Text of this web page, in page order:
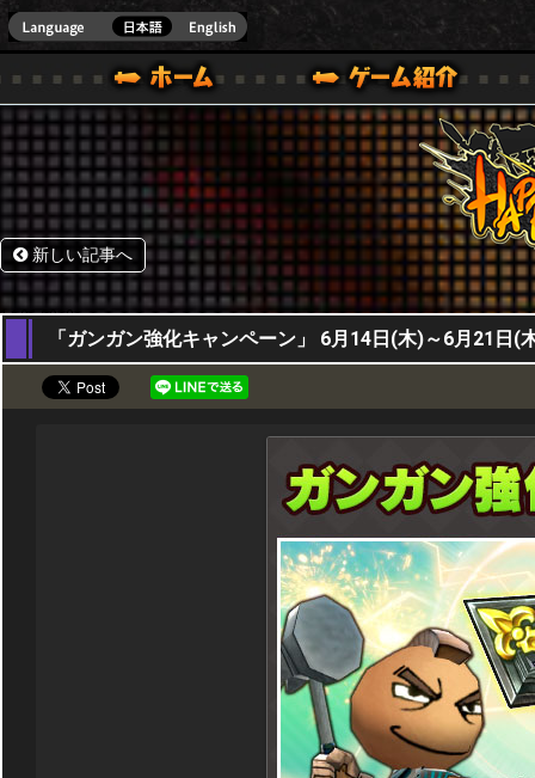
ONE VER.]
ガイド
ル｜HAPPY WARS(ハッピーウォーズ)公式サイト [ XBOX 360,XBOX ONE VER.]
サポート | HAPPY WARS(ハッピーウォーズ)公式サイ
新しい記事へ
14,06,2018
「ガンガン強化キャンペーン」 6月14日(木)～6月21日(